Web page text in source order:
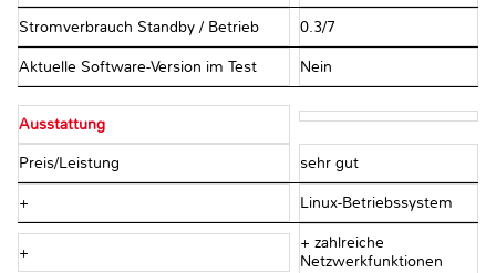
Stromverbrauch Standby / Betrieb 0.3/7
Aktuelle Software-Version im Test Nein
Ausstattung
Preis/Leistung sehr gut
+ Linux-Betriebssystem
+
+ zahlreiche
Netzwerkfunktionen